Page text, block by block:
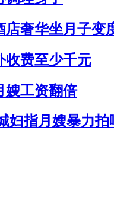
店奢华坐月子变
收费至少千元
嫂工资翻倍
妇指月嫂暴力拍